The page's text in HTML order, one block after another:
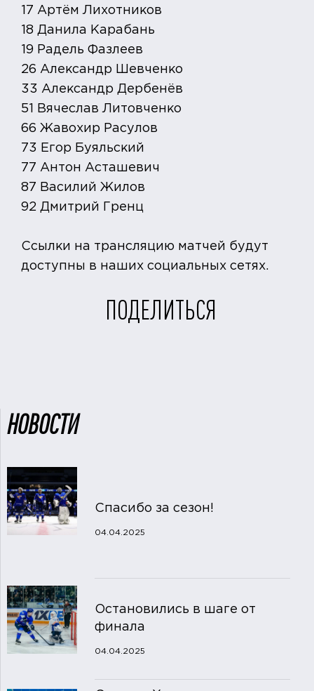
17 Артём Лихотников
18 Данила Карабань
19 Радель Фазлеев
26 Александр Шевченко
33 Александр Дербенёв
51 Вячеслав Литовченко
66 Жавохир Расулов
73 Егор Буяльский
77 Антон Асташевич
87 Василий Жилов
92 Дмитрий Гренц
Ссылки на трансляцию матчей будут
доступны в наших социальных сетях.
ПОДЕЛИТЬСЯ
НОВОСТИ
Спасибо за сезон!
04.04.2025
Остановились в шаге от
финала
04.04.2025